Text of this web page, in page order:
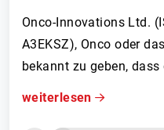
Onco-Innovations Ltd.
A3EKSZ), Onco oder
bekannt zu geben, dass
weiterlesen